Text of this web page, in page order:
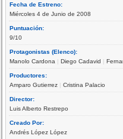
Fecha de Estreno:
Miércoles 4 de Junio de 2008
Puntuación:
9/10
Protagonistas (Elenco):
Manolo Cardona |Diego Cadavid |
Productores:
Amparo Gutierrez |Cristina Palacio
Director:
Luis Alberto Restrepo
Creado Por:
Andrés López López